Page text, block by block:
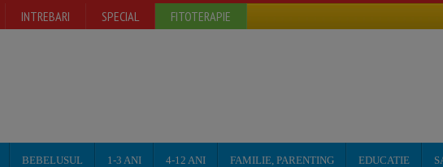
INTREBARI SPECIAL FITOTERAPIE
BEBELUSUL 1-3 ANI 4-12 ANI FAMILIE, PARENTING EDUCATIE